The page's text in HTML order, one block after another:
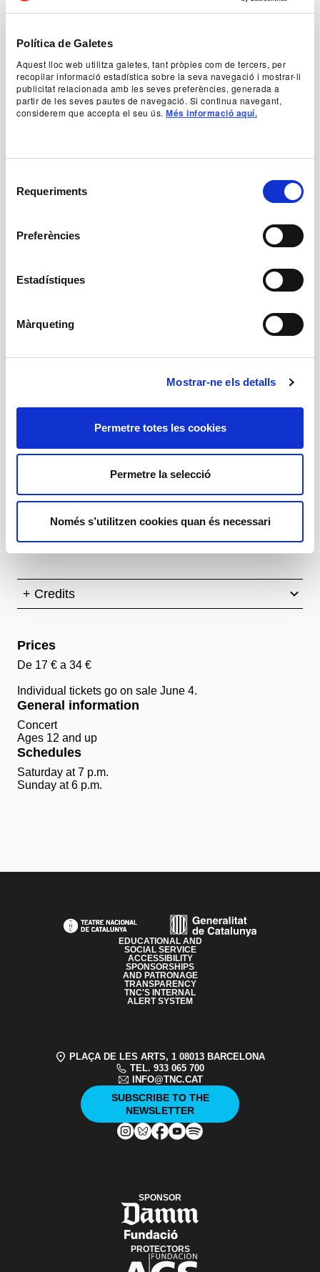
Política de Galetes
Aquest lloc web utilitza galetes, tant pròpies com de tercers, per
recopilar informació estadística sobre la seva navegació i mostrar-li
publicitat relacionada amb les seves preferències, generada a
partir de les seves pautes de navegació. Si continua navegant,
considerem que accepta el seu ús. Més informació aquí.
Requeriments
Preferències
Estadístiques
Màrqueting
Mostrar-ne els detalls
Permetre totes les cookies
Permetre la selecció
Només s’utilitzen cookies quan és necessari
voices in contemporary music. Versatile and
deeply personal, she has built a solid career that
has established her as one of the most
outstanding and respected artists on the current
scene.
Sílvia Pérez Cruz
Marta Roma, Isa Najem
+ Credits
Prices
De 17 € a 34 €
Individual tickets go on sale June 4.
General information
Concert
Ages 12 and up
Schedules
Saturday at 7 p.m.
Sunday at 6 p.m.
EDUCATIONAL AND
SOCIAL SERVICE
ACCESSIBILITY
SPONSORSHIPS
AND PATRONAGE
TRANSPARENCY
TNC'S INTERNAL
ALERT SYSTEM
PLAÇA DE LES ARTS, 1 08013 BARCELONA
TEL. 933 065 700
INFO@TNC.CAT
SUBSCRIBE TO THE
NEWSLETTER
SPONSOR
PROTECTORS